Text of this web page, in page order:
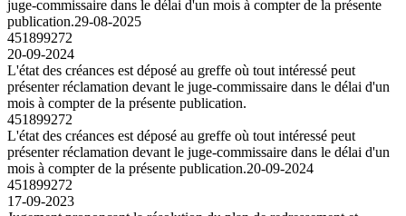
juge-commissaire dans le délai d'un mois à compter de la présente
publication.29-08-2025
451899272
20-09-2024
L'état des créances est déposé au greffe où tout intéressé peut
présenter réclamation devant le juge-commissaire dans le délai d'un
mois à compter de la présente publication.
451899272
L'état des créances est déposé au greffe où tout intéressé peut
présenter réclamation devant le juge-commissaire dans le délai d'un
mois à compter de la présente publication.20-09-2024
451899272
17-09-2023